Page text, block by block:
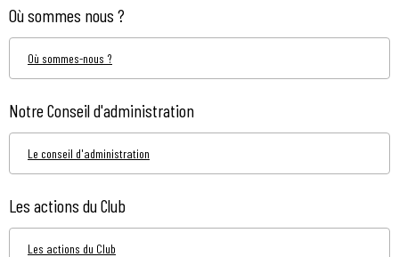
Où sommes nous ?
Où sommes-nous ?
Notre Conseil d'administration
Le conseil d'administration
Les actions du Club
Les actions du Club